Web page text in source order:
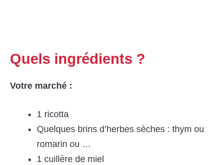
Quels ingrédients ?
Votre marché :
1 ricotta
Quelques brins d’herbes sèches : thym ou
romarin ou …
1 cuillère de miel